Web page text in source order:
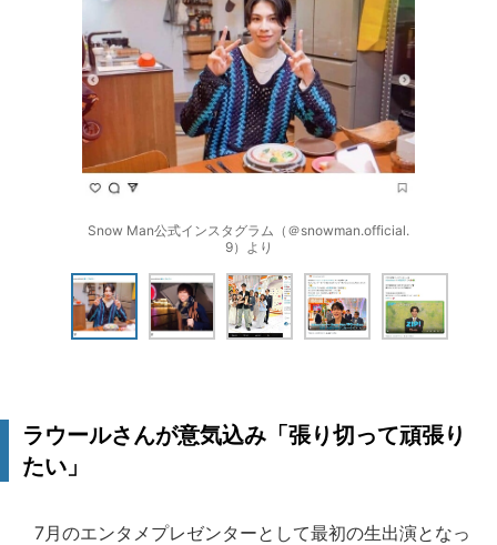
Snow Man公式インスタグラム（＠snowman.official.
9）より
ラウールさんが意気込み「張り切って頑張り
たい」
7月のエンタメプレゼンターとして最初の生出演となっ